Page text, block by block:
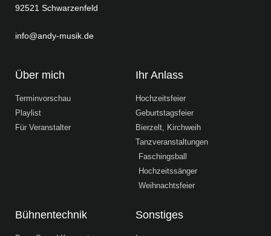
92521 Schwarzenfeld
info@andy-musik.de
Über mich
Terminvorschau
Playlist
Für Veranstalter
Ihr Anlass
Hochzeitsfeier
Geburtstagsfeier
Bierzelt, Kirchweih
Tanzveranstaltungen
Faschingsball
Hochzeitssänger
Weihnachtsfeier
Bühnentechnik Sonstiges